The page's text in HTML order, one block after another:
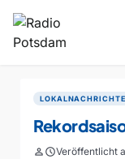
personscheduleVeröffentlicht